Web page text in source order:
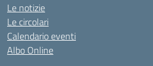
Le notizie
Le circolari
Calendario eventi
Albo Online